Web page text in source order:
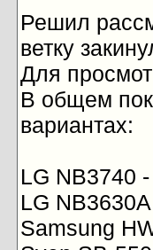
Решил
ветку
Для
В общем
вариантах:
LG NB3740
LG
Samsung